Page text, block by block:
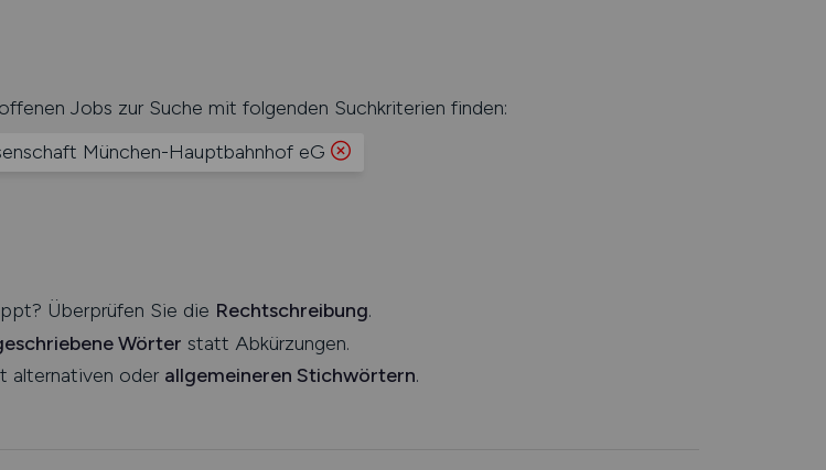
Jobs zur Suche mit folgenden Suchkriterien finden:
München-Hauptbahnhof eG
Überprüfen Sie die Rechtschreibung.
Wörter statt Abkürzungen.
alternativen oder allgemeineren Stichwörtern.